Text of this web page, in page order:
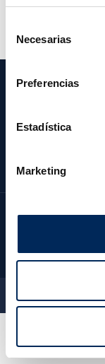
consentimiento
Necesarias
Preferencias
Estadística
Marketing
NOTRE SOCIÉTÉ
CONTACTEZ NOUS